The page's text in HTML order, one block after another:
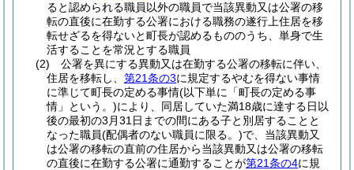
ると認められる職員以外の職員で当該異動又は公署の移
転の直後に在勤する公署における職務の遂行上住居を移
転せざるを得ないと町長が認めるもののうち、単身で生
活することを常況とする職員
(2)
公署を異にする異動又は在勤する公署の移転に伴い、
住居を移転し、 第21条の3に規定するやむを得ない事情
に準じて町長の定める事情(以下単に「町長の定める事
情」という。)により、同居していた満18歳に達する日以
後の最初の3月31日までの間にある子と別居することと
なった職員(配偶者のない職員に限る。)で、当該異動又
は公署の移転の直前の住居から当該異動又は公署の移転
の直後に在勤する公署に通勤することが第21条の4に規